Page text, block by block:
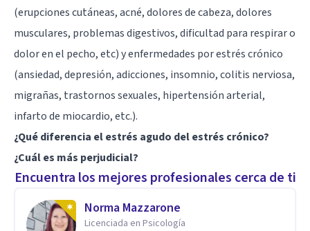
(erupciones cutáneas, acné, dolores de cabeza, dolores
musculares, problemas digestivos, dificultad para respirar o
dolor en el pecho, etc) y enfermedades por estrés crónico
(ansiedad, depresión, adicciones, insomnio, colitis nerviosa,
migrañas, trastornos sexuales, hipertensión arterial,
infarto de miocardio, etc.).
¿Qué diferencia el estrés agudo del estrés crónico?
¿Cuál es más perjudicial?
Encuentra los mejores profesionales cerca de ti
Norma Mazzarone
Licenciada en Psicología